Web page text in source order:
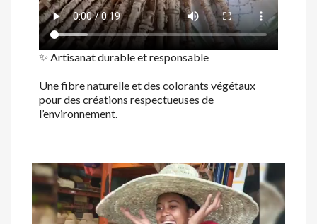
✨ Artisanat durable et responsable
Une fibre naturelle et des colorants végétaux
pour des créations respectueuses de
l’environnement.